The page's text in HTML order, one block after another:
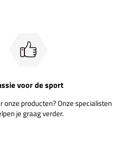
voor de sport
onze producten? Onze specialisten
je graag verder.